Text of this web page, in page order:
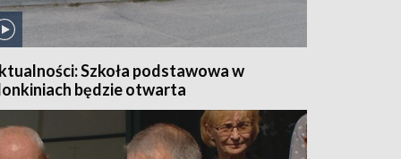
Szkoła podstawowa w
będzie otwarta